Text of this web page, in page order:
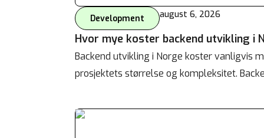
Development august 6, 2026
Hvor mye koster backend utvikling i
Backend utvikling i Norge koster vanligvis
prosjektets størrelse og kompleksitet.
informasjonskapsler for å lagre eller få tilgang til